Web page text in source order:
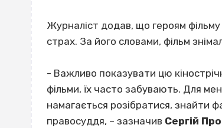
Журналіст додав, що героям фільму
страх. За його словами, фільм
- Важливо показувати цю
фільми, їх часто забувають. Для
намагається розібратися, знайти
правосуддя, – зазначив Сергій